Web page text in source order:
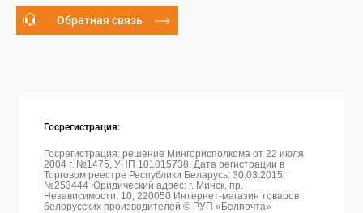
Обратная связь
Госрегистрация:
Госрегистрация: решение Мингорисполкома от 22 июля
2004 г. №1475, УНП 101015738. Дата регистрации в
Торговом реестре Республики Беларусь: 30.03.2015г
№253444 Юридический адрес: г. Минск, пр.
Независимости, 10, 220050 Интернет-магазин товаров
белорусских производителей © РУП «Белпочта»